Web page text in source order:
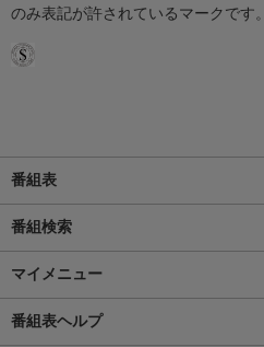
のみ表記が許されているマークです。
番組表
番組検索
マイメニュー
番組表ヘルプ